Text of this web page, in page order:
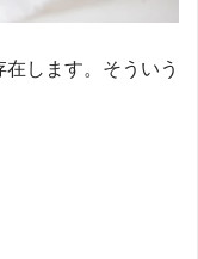
します。そういう